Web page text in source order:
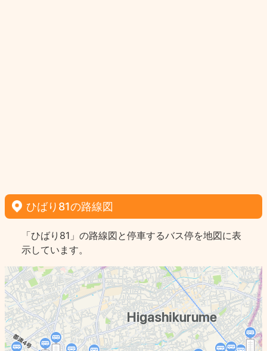
ひばり81の路線図
「ひばり81」の路線図と停車するバス停を地図に表
示しています。